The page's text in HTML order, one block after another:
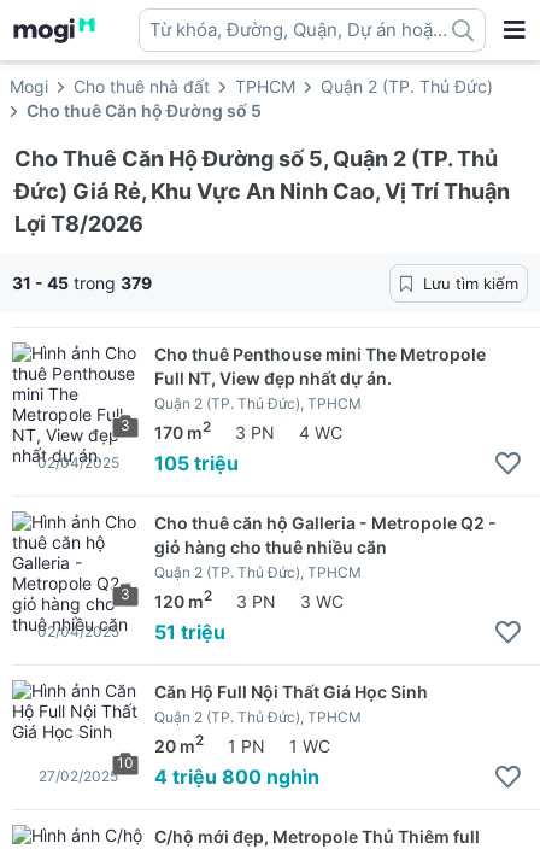
Từ khóa, Đường, Quận, Dự án hoặc
địa danh ...
Mogi Cho thuê nhà đất TPHCM
Quận 2 (TP. Thủ Đức)
Cho thuê Căn hộ Đường số 5
Cho Thuê Căn Hộ Đường số 5, Quận 2 (TP. Thủ
Đức) Giá Rẻ, Khu Vực An Ninh Cao, Vị Trí Thuận
Lợi T8/2026
31 - 45 trong 379 Lưu tìm kiếm
3
Cho thuê Penthouse mini The Metropole
Full NT, View đẹp nhất dự án.
Quận 2 (TP. Thủ Đức), TPHCM
170 m2 3 PN 4 WC
105 triệu
02/04/2025
3
Cho thuê căn hộ Galleria - Metropole Q2 -
giỏ hàng cho thuê nhiều căn
Quận 2 (TP. Thủ Đức), TPHCM
120 m2 3 PN 3 WC
51 triệu
02/04/2025
10
Căn Hộ Full Nội Thất Giá Học Sinh
Quận 2 (TP. Thủ Đức), TPHCM
20 m2 1 PN 1 WC
4 triệu 800 nghìn
27/02/2025
C/hộ mới đẹp, Metropole Thủ Thiêm full